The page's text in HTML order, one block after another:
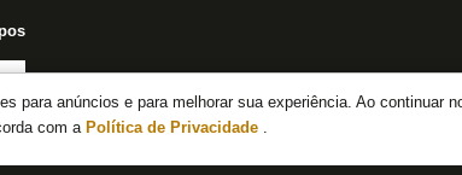
para anúncios e para melhorar sua experiência. Ao continuar
com a Política de Privacidade .
Notícias do Botafogo
Fórum